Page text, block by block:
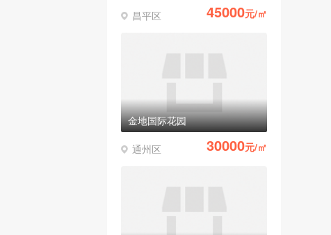
昌平区 45000元/㎡
金地国际花园
通州区 30000元/㎡